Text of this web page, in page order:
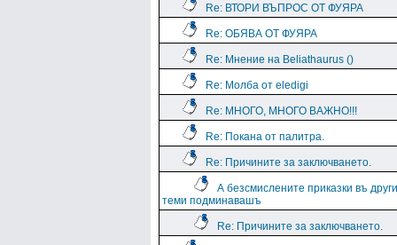
Re: ВТОРИ ВЪПРОС ОТ ФУЯРА
Re: ОБЯВА ОТ ФУЯРА
Re: Мнение на Beliathaurus ()
Re: Молба от eledigi
Re: МНОГО, МНОГО ВАЖНО!!!
Re: Покана от палитра.
Re: Причините за заключването.
А безсмислените приказки въ други
теми подминавашъ
Re: Причините за заключването.